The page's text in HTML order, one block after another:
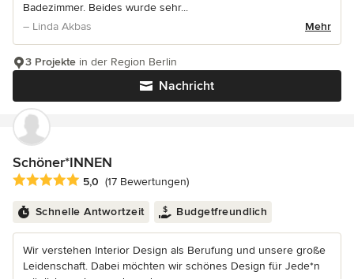
Badezimmer. Beides wurde sehr...
– Linda Akbas
Mehr
Nachricht
3 Projekte in der Region Berlin
Schöner*INNEN
Durchschnittliche Bewertung: 5 von 5 Sternen
5,0 (17 Bewertungen)
Schnelle Antwortzeit Budgetfreundlich
Wir verstehen Interior Design als Berufung und unsere große
Leidenschaft. Dabei möchten wir schönes Design für Jede*n